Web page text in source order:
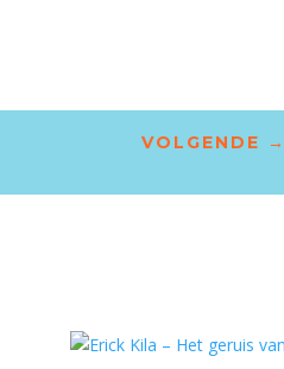
VOLGENDE →